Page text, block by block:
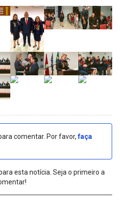
comentar. Por favor,faça
esta notícia. Seja o primeiro a